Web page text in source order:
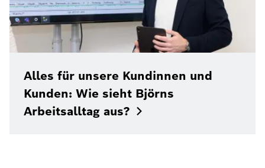
Alles für unsere Kundinnen und
Kunden: Wie sieht Björns
Arbeitsalltag aus?